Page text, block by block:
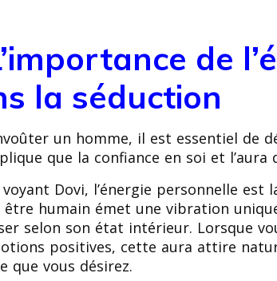
de
la séduction
un homme, il est essentiel de
que la confiance en soi et
voyant Dovi, l’énergie personnelle
être humain émet une vibration
selon son état intérieur. Lorsque
positives, cette aura attire
que vous désirez.